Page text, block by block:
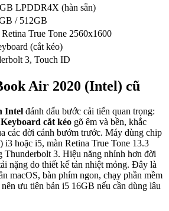
LPDDR4X (hàn sẵn)
/ 512GB
True Tone 2560x1600
(cắt kéo)
3, Touch ID
Air 2020 (Intel) cũ
Intel đánh dấu bước cải tiến quan trọng:
cắt kéo gõ êm và bền, khắc
các đời cánh bướm trước. Máy dùng chip
i3 hoặc i5, màn Retina True Tone 13.3
Thunderbolt 3. Hiệu năng nhỉnh hơn đời
nặng do thiết kế tản nhiệt mỏng. Đây là
macOS, bàn phím ngon, chạy phần mềm
ưu tiên bản i5 16GB nếu cần dùng lâu